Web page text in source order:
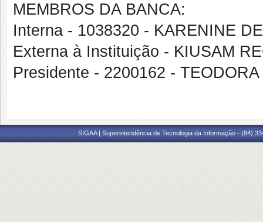
MEMBROS DA BANCA:
Interna - 1038320 - KARENINE
Externa à Instituição - KIUSAM
Presidente - 2200162 -
SIGAA | Superintendência de Tecnologia da Informação - (84)